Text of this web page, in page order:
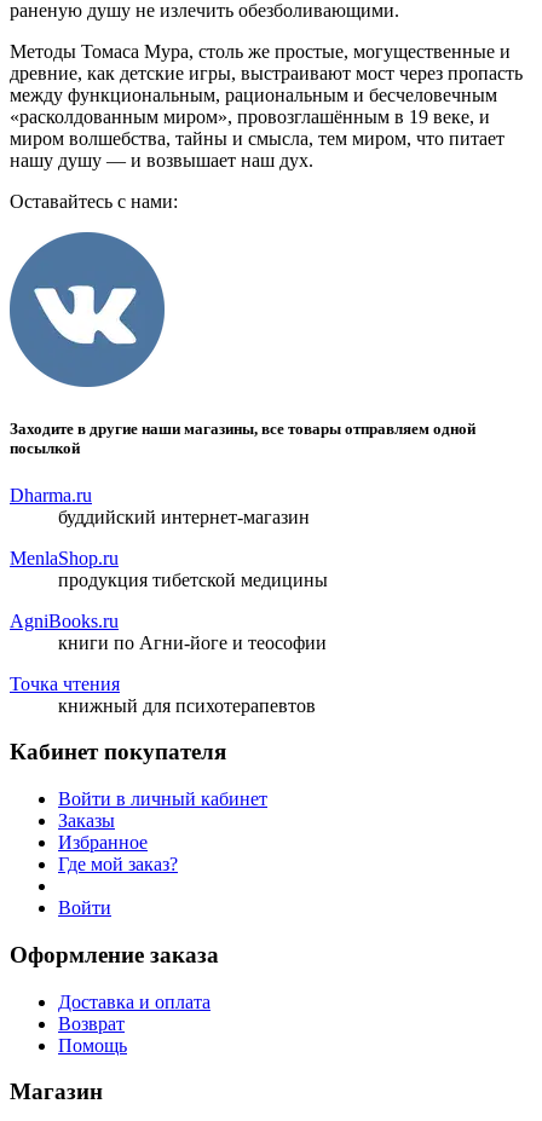
раненую душу не излечить обезболивающими.
Методы Томаса Мура, столь же простые, могущественные и
древние, как детские игры, выстраивают мост через пропасть
между функциональным, рациональным и бесчеловечным
«расколдованным миром», провозглашённым в 19 веке, и
миром волшебства, тайны и смысла, тем миром, что питает
нашу душу — и возвышает наш дух.
Оставайтесь с нами:
Заходите в другие наши магазины, все товары отправляем одной
посылкой
Dharma.ru
буддийский интернет-магазин
MenlaShop.ru
продукция тибетской медицины
AgniBooks.ru
книги по Агни-йоге и теософии
Точка чтения
книжный для психотерапевтов
Кабинет покупателя
Войти в личный кабинет
Заказы
Избранное
Где мой заказ?
Войти
Оформление заказа
Доставка и оплата
Возврат
Помощь
Магазин